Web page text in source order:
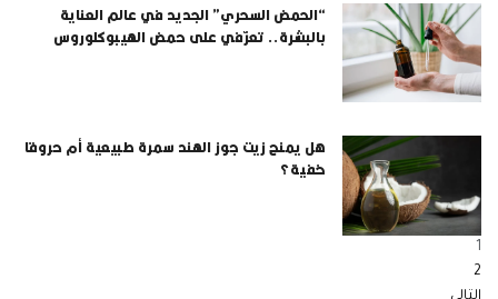
“الحمض السحري” الجديد في عالم العناية
بالبشرة.. تعرّفي على حمض الهيبوكلوروس
هل يمنح زيت جوز الهند سمرة طبيعية أم حروقا
خفية؟
1
2